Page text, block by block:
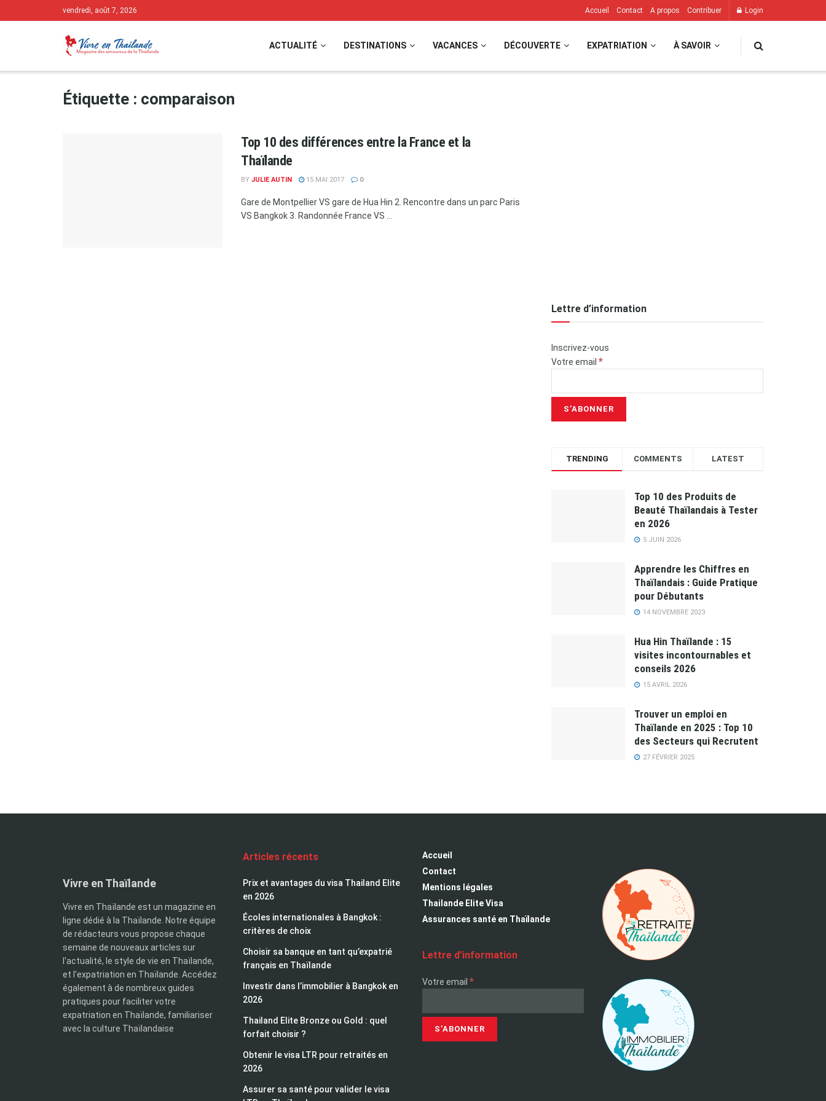
vendredi, août 7, 2026 Accueil Contact A propos Contribuer Login
ACTUALITÉ DESTINATIONS VACANCES DÉCOUVERTE EXPATRIATION À SAVOIR
Étiquette : comparaison
Top 10 des différences entre la France et la
Thaïlande
BY JULIE AUTIN 15 MAI 2017 0
Gare de Montpellier VS gare de Hua Hin 2. Rencontre dans un parc Paris
VS Bangkok 3. Randonnée France VS ...
Lettre d’information
Inscrivez-vous
Votre email *
TRENDING COMMENTS LATEST
Top 10 des Produits de
Beauté Thaïlandais à Tester
en 2026
5 JUIN 2026
Apprendre les Chiffres en
Thaïlandais : Guide Pratique
pour Débutants
14 NOVEMBRE 2023
Hua Hin Thaïlande : 15
visites incontournables et
conseils 2026
15 AVRIL 2026
Trouver un emploi en
Thaïlande en 2025 : Top 10
des Secteurs qui Recrutent
27 FÉVRIER 2025
Vivre en Thaïlande
Vivre en Thaïlande est un magazine en
ligne dédié à la Thaïlande. Notre équipe
de rédacteurs vous propose chaque
semaine de nouveaux articles sur
l'actualité, le style de vie en Thaïlande,
et l'expatriation en Thaïlande. Accédez
également à de nombreux guides
pratiques pour faciliter votre
expatriation en Thaïlande, familiariser
avec la culture Thaïlandaise
Articles récents
Prix et avantages du visa Thailand Elite
en 2026
Écoles internationales à Bangkok :
critères de choix
Choisir sa banque en tant qu’expatrié
français en Thaïlande
Investir dans l’immobilier à Bangkok en
2026
Thailand Elite Bronze ou Gold : quel
forfait choisir ?
Obtenir le visa LTR pour retraités en
2026
Assurer sa santé pour valider le visa
Accueil
Contact
Mentions légales
Thailande Elite Visa
Assurances santé en Thaïlande
Lettre d’information
Votre email *